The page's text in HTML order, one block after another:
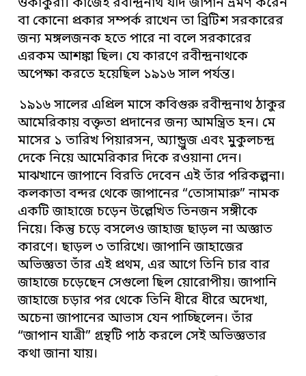
ওকাকুরা। কাজেই রবীন্দ্রনাথ যদি জাপান ভ্রমণ করেন
বা কোনো প্রকার সম্পর্ক রাখেন তা ব্রিটিশ সরকারের
জন্য মঙ্গলজনক হতে পারে না বলে সরকারের
এরকম আশঙ্কা ছিল। যে কারণে রবীন্দ্রনাথকে
অপেক্ষা করতে হয়েছিল ১৯১৬ সাল পর্যন্ত।
১৯১৬ সালের এপ্রিল মাসে কবিগুরু রবীন্দ্রনাথ ঠাকুর
আমেরিকায় বক্তৃতা প্রদানের জন্য আমন্ত্রিত হন। মে
মাসের ১ তারিখ পিয়ারসন, অ্যান্ড্রুজ এবং মুুকুলচন্দ্র
দেকে নিয়ে আমেরিকার দিকে রওয়ানা দেন।
মাঝখানে জাপানে বিরতি দেবেন এই তাঁর পরিকল্পনা।
কলকাতা বন্দর থেকে জাপানের “তোসামারু” নামক
একটি জাহাজে চড়েন উল্লেখিত তিনজন সঙ্গীকে
নিয়ে। কিন্তু চড়ে বসলেও জাহাজ ছাড়ল না অজ্ঞাত
কারণে। ছাড়ল ৩ তারিখে। জাপানি জাহাজের
অভিজ্ঞতা তাঁর এই প্রথম, এর আগে তিনি চার বার
জাহাজে চড়েছেন সেগুলো ছিল য়োরোপীয়। জাপানি
জাহাজে চড়ার পর থেকে তিনি ধীরে ধীরে অদেখা,
অচেনা জাপানের আভাস যেন পাচ্ছিলেন। তাঁর
“জাপান যাত্রী” গ্রন্থটি পাঠ করলে সেই অভিজ্ঞতার
কথা জানা যায়।